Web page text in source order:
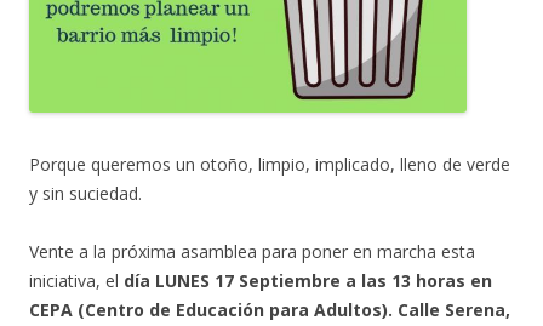
Porque queremos un otoño, limpio, implicado, lleno de verde
y sin suciedad.
Vente a la próxima asamblea para poner en marcha esta
iniciativa, el día LUNES 17 Septiembre a las 13 horas en
CEPA (Centro de Educación para Adultos). Calle Serena,